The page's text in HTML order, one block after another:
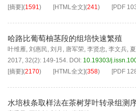
[摘要](1591) [HTML全文](241) [PDF
哈路比葡萄柚茎段的组培快速繁殖
叶维雁, 刘惠民, 刘月 , 唐军荣, 李贤忠, 李文兵,
2017, 32(2): 149-154. DOI: 10.19303/
[摘要](2170) [HTML全文](358) [PDF
水培枝条取样法在茶树芽叶转录组测